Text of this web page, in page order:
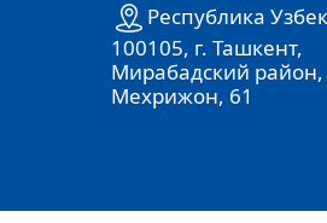
Республика
100105, г. Ташкент,
Мирабадский район,
Мехрижон, 61